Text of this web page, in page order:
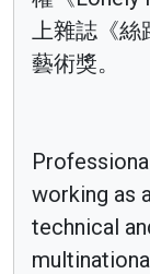
上雜誌《
藝術獎。
working as
technical